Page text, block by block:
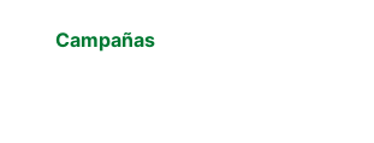
Campañas